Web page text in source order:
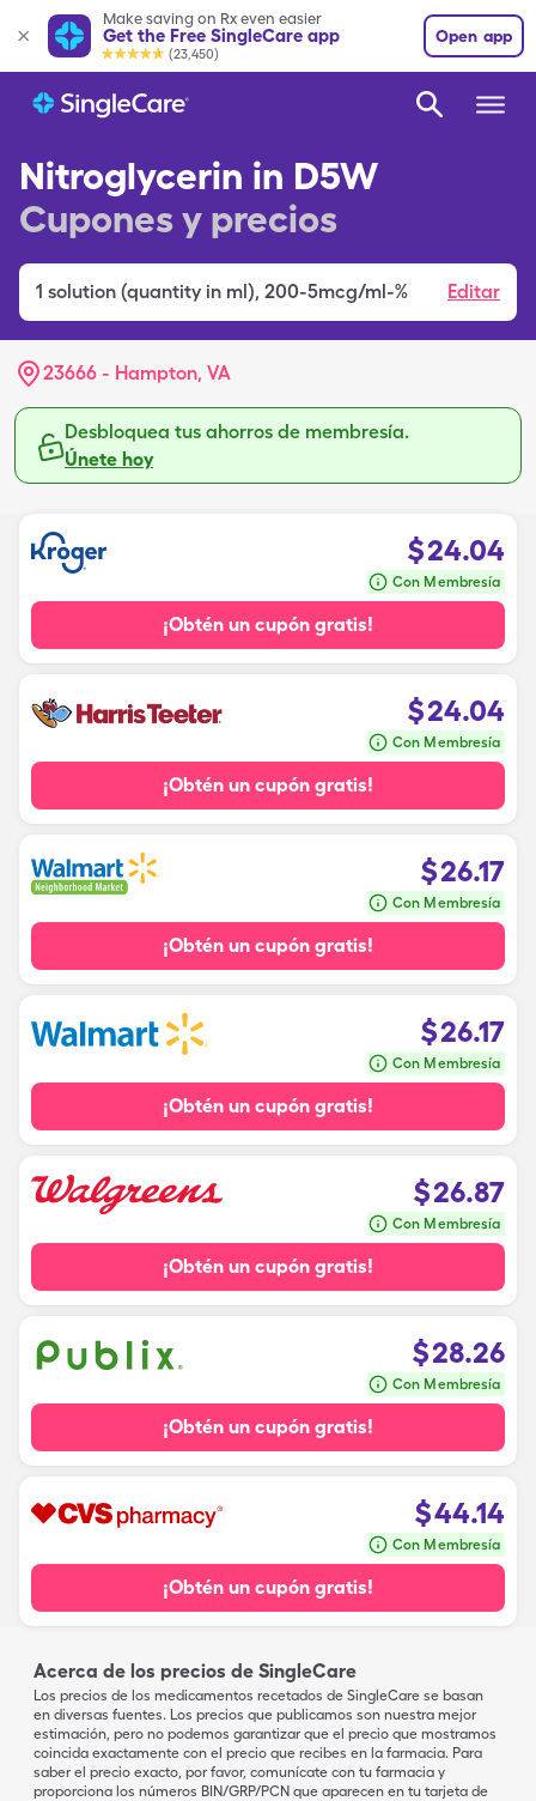
Make saving on Rx even easier
Get the Free SingleCare app
(23,450)
Open app
Nitroglycerin in D5W
Cupones y precios
1 solution (quantity in ml), 200-5mcg/ml-% Editar
23666 - Hampton, VA
Desbloquea tus ahorros de membresía.
Únete hoy
$24.04
Con Membresía
¡Obtén un cupón gratis!
$24.04
Con Membresía
¡Obtén un cupón gratis!
$26.17
Con Membresía
¡Obtén un cupón gratis!
$26.17
Con Membresía
¡Obtén un cupón gratis!
$26.87
Con Membresía
¡Obtén un cupón gratis!
$28.26
Con Membresía
¡Obtén un cupón gratis!
$44.14
Con Membresía
¡Obtén un cupón gratis!
Acerca de los precios de SingleCare
Los precios de los medicamentos recetados de SingleCare se basan
en diversas fuentes. Los precios que publicamos son nuestra mejor
estimación, pero no podemos garantizar que el precio que mostramos
coincida exactamente con el precio que recibes en la farmacia. Para
saber el precio exacto, por favor, comunícate con tu farmacia y
proporciona los números BIN/GRP/PCN que aparecen en tu tarjeta de